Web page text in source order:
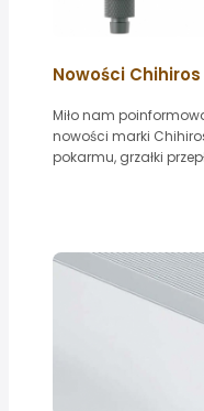
Nowości Chihiros
Miło nam
nowości marki
pokarmu, grzałki